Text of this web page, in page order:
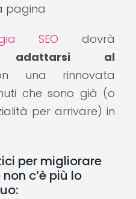
pagina
SEO dovrà
adattarsi al
una rinnovata
che sono già (o
per arrivare) in
per migliorare
c’è più lo